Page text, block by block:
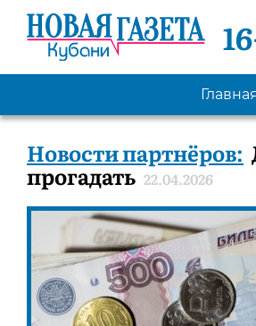
Главная
Новости партнёров:
прогадать 22.04.2026